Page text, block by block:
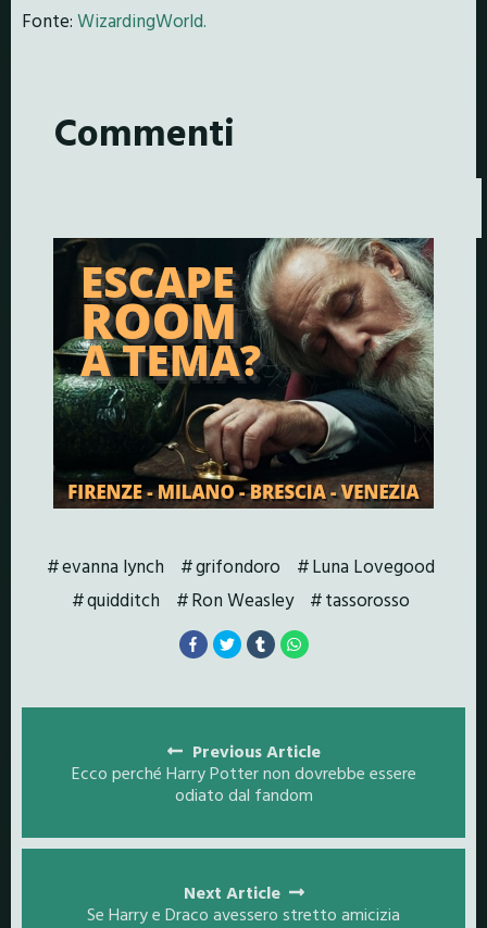
Fonte: WizardingWorld.
Commenti
evanna lynch grifondoro
Luna Lovegood
quidditch
Ron Weasley tassorosso
navigation
Previous Article
Ecco perché Harry Potter non dovrebbe essere
odiato dal fandom
Next Article
Se Harry e Draco avessero stretto amicizia